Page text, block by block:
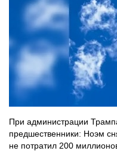
При администрации
предшественники: Ноэм
не потратил 200